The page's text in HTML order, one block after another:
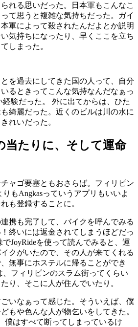
れる思いだった。日本軍もこんなこ
て思うと複雑な気持ちだった。ガイ
軍によって殺されたんだよとか説明
気持ちになったり、早くここを立ち
しまった。
を過去にしてきた国の人って、自分
るときってこんな気持なんだなぁっ
験だった。 外に出てからは、ひた
綺麗だった。近くのビルは川の水に
れいだった。
当たりに、そして運命
ャゴ要塞ともおさらば。フィリピン
りもAngkasっていうアプリもいいよ
も登録することに。
携も完了して、バイクを呼んでみる
終いには返金されてしまうほどだっ
JoyRideを使って読んでみると、運
クがいたので、その人が来てくれる
無事にホステルに帰ることができ
、フィリピンのスラム街ってくらい
り、そこに人が住んでいたり。
いなぁって感じた。そういえば、僕
もや色んな人が物乞いをしてきた。
僕はすべて断ってしまっているけ